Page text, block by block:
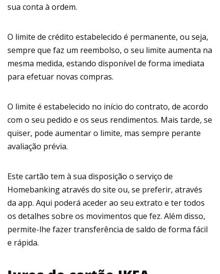
sua conta à ordem.
O limite de crédito estabelecido é permanente, ou seja,
sempre que faz um reembolso, o seu limite aumenta na
mesma medida, estando disponível de forma imediata
para efetuar novas compras.
O limite é estabelecido no início do contrato, de acordo
com o seu pedido e os seus rendimentos. Mais tarde, se
quiser, pode aumentar o limite, mas sempre perante
avaliação prévia.
Este cartão tem à sua disposição o serviço de
Homebanking através do site ou, se preferir, através
da app. Aqui poderá aceder ao seu extrato e ter todos
os detalhes sobre os movimentos que fez. Além disso,
permite-lhe fazer transferência de saldo de forma fácil
e rápida.